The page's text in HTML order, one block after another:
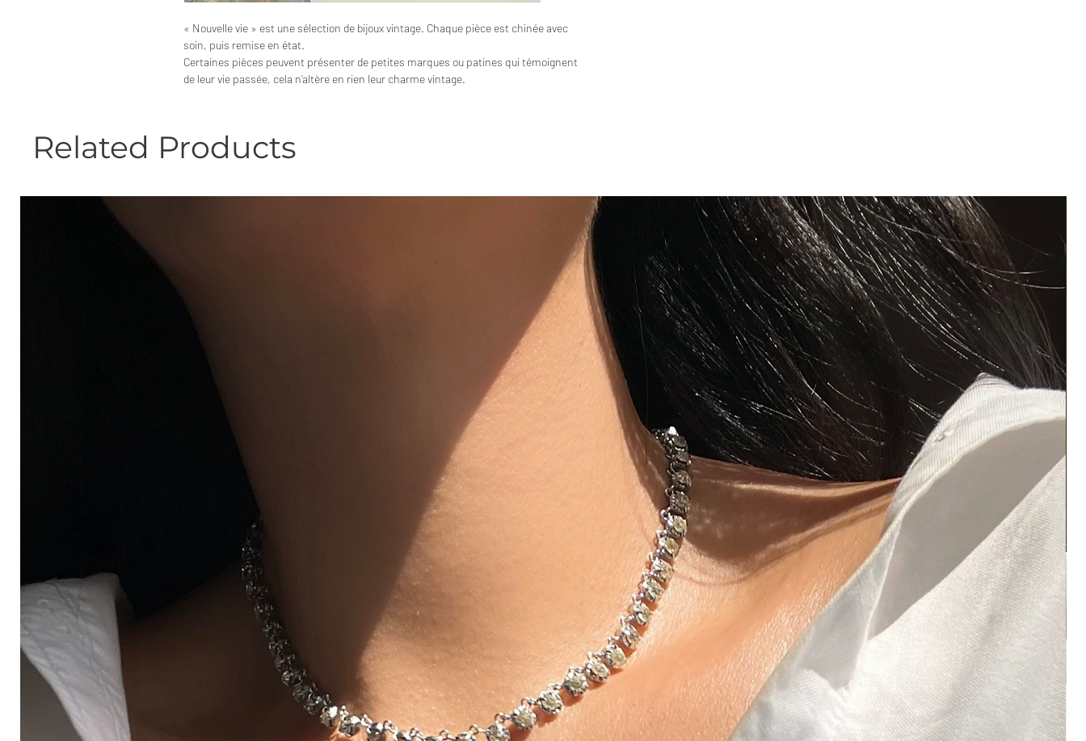
« Nouvelle vie » est une sélection de bijoux vintage. Chaque pièce est chinée avec
soin, puis remise en état.
Certaines pièces peuvent présenter de petites marques ou patines qui témoignent
de leur vie passée, cela n’altère en rien leur charme vintage.
Related Products